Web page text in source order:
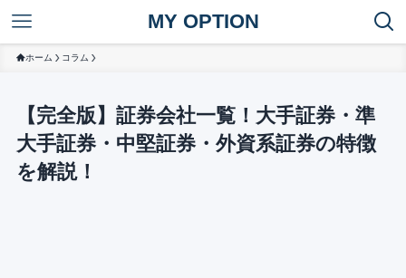
MY OPTION
ホーム コラム
【完全版】証券会社一覧！大手証券・準
大手証券・中堅証券・外資系証券の特徴
を解説！